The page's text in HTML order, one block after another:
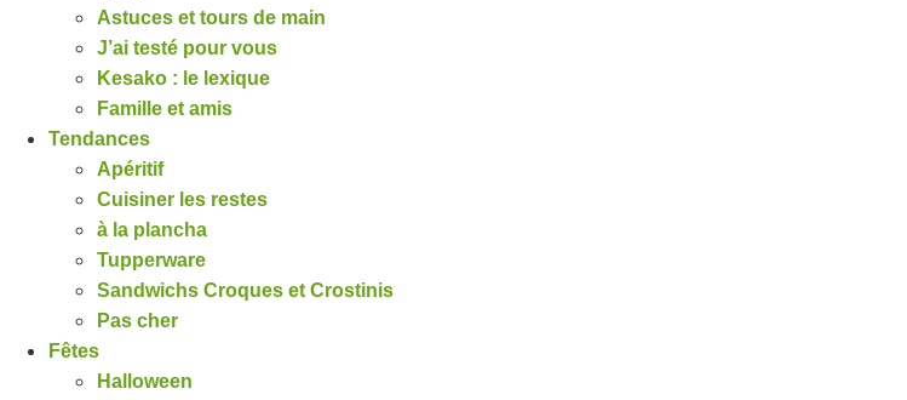
Astuces et tours de main
J’ai testé pour vous
Kesako : le lexique
Famille et amis
Tendances
Apéritif
Cuisiner les restes
à la plancha
Tupperware
Sandwichs Croques et Crostinis
Pas cher
Fêtes
Halloween